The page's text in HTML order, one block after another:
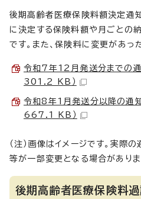
後期高齢者医療保険料額決定通
に決定する保険料額や月ごとの
です。また、保険料に変更があっ
令和7年12月発送分までの
301.2 KB）
令和8年1月発送分以降の通
667.1 KB）
（注）画像はイメージです。実際
等が一部変更となる場合がありま
後期高齢者医療保険料